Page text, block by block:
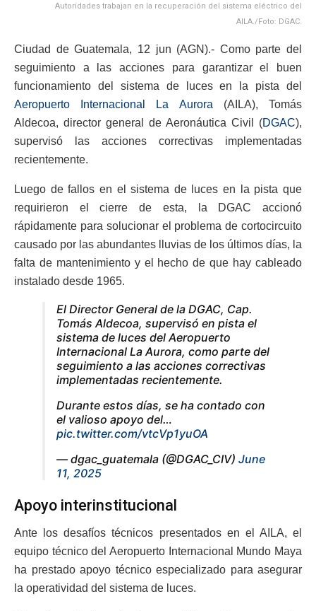
Autoridades trabajan en la recuperación del sistema eléctrico del
AILA./Foto: DGAC.
Ciudad de Guatemala, 12 jun (AGN).- Como parte del
seguimiento a las acciones para garantizar el buen
funcionamiento del sistema de luces en la pista del
Aeropuerto Internacional La Aurora (AILA), Tomás
Aldecoa, director general de Aeronáutica Civil (DGAC),
supervisó las acciones correctivas implementadas
recientemente.
Luego de fallos en el sistema de luces en la pista que
requirieron el cierre de esta, la DGAC accionó
rápidamente para solucionar el problema de cortocircuito
causado por las abundantes lluvias de los últimos días, la
falta de mantenimiento y el hecho de que hay cableado
instalado desde 1965.
El Director General de la DGAC, Cap.
Tomás Aldecoa, supervisó en pista el
sistema de luces del Aeropuerto
Internacional La Aurora, como parte del
seguimiento a las acciones correctivas
implementadas recientemente.
Durante estos días, se ha contado con
el valioso apoyo del…
pic.twitter.com/vtcVp1yuOA
— dgac_guatemala (@DGAC_CIV) June
11, 2025
Apoyo interinstitucional
Ante los desafíos técnicos presentados en el AILA, el
equipo técnico del Aeropuerto Internacional Mundo Maya
ha prestado apoyo técnico especializado para asegurar
la operatividad del sistema de luces.